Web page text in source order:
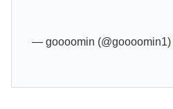
— goooomin (@goooomin1)